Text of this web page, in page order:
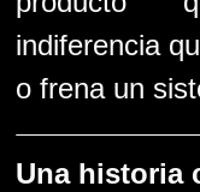
indiferencia
o frena un
Una historia